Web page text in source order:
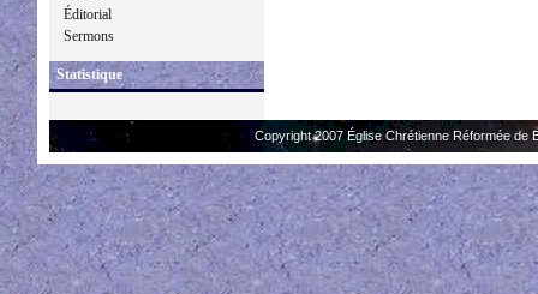
Éditorial
Sermons
Statistique
Copyright 2007 Église Chrétienne Réformée de